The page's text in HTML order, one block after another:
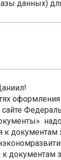
данных)
к документам
к документам